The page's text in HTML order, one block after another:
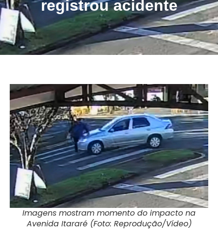
registrou acidente
Imagens mostram momento do impacto na
Avenida Itararé (Foto: Reprodução/Vídeo)